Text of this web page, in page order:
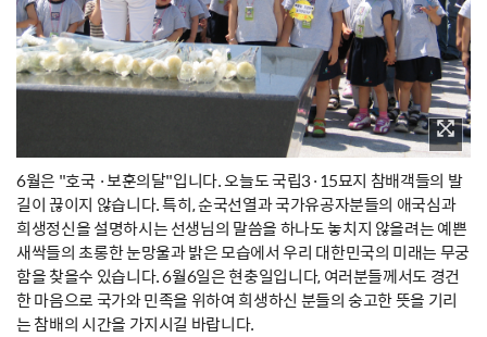
6월은 "호국 ·보훈의달"입니다. 오늘도 국립3·15묘지 참배객들의 발
길이 끊이지 않습니다. 특히, 순국선열과 국가유공자분들의 애국심과
희생정신을 설명하시는 선생님의 말씀을 하나도 놓치지 않을려는 예쁜
새싹들의 초롱한 눈망울과 밝은 모습에서 우리 대한민국의 미래는 무궁
함을 찾을수 있습니다. 6월6일은 현충일입니다, 여러분들께서도 경건
한 마음으로 국가와 민족을 위하여 희생하신 분들의 숭고한 뜻을 기리
는 참배의 시간을 가지시길 바랍니다.